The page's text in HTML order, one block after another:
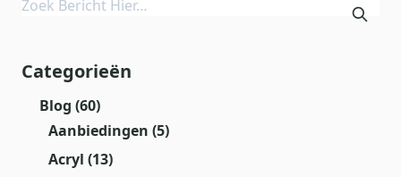
Categorieën
Blog (60)
Aanbiedingen (5)
Acryl (13)